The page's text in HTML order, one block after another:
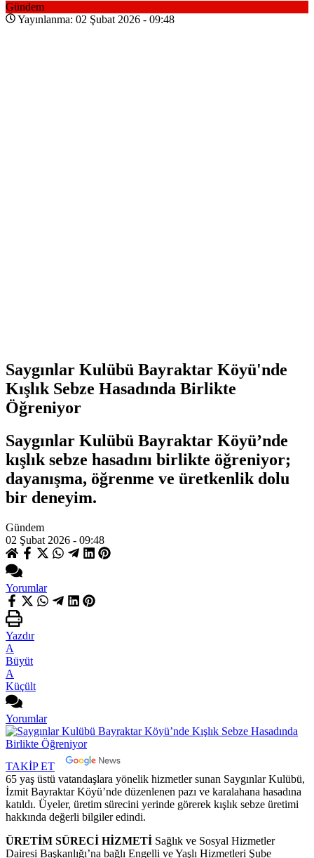
Gündem
Yayınlanma: 02 Şubat 2026 - 09:48
Saygınlar Kulübü Bayraktar Köyü'nde
Kışlık Sebze Hasadında Birlikte
Öğreniyor
Saygınlar Kulübü Bayraktar Köyü’nde
kışlık sebze hasadını birlikte öğreniyor;
dayanışma, öğrenme ve üretkenlik dolu
bir deneyim.
Gündem
02 Şubat 2026 - 09:48
Yorumlar
Yazdır
A
Büyüt
A
Küçült
Yorumlar
TAKİP ET
65 yaş üstü vatandaşlara yönelik hizmetler sunan Saygınlar Kulübü,
İzmit Bayraktar Köyü’nde düzenlenen pazı ve karalahana hasadına
katıldı. Üyeler, üretim sürecini yerinde görerek kışlık sebze üretimi
hakkında değerli bilgiler edindi.
ÜRETİM SÜRECİ HİZMETİ Sağlık ve Sosyal Hizmetler
Dairesi Başkanlığı’na bağlı Engelli ve Yaşlı Hizmetleri Şube